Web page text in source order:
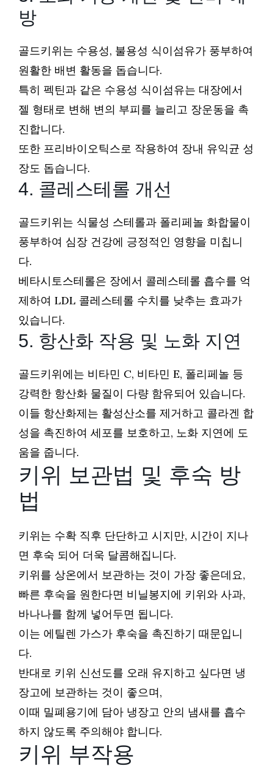
방
골드키위는 수용성, 불용성 식이섬유가 풍부하여
원활한 배변 활동을 돕습니다.
특히 펙틴과 같은 수용성 식이섬유는 대장에서
젤 형태로 변해 변의 부피를 늘리고 장운동을 촉
진합니다.
또한 프리바이오틱스로 작용하여 장내 유익균 성
장도 돕습니다.
4. 콜레스테롤 개선
골드키위는 식물성 스테롤과 폴리페놀 화합물이
풍부하여 심장 건강에 긍정적인 영향을 미칩니
다.
베타시토스테롤은 장에서 콜레스테롤 흡수를 억
제하여 LDL 콜레스테롤 수치를 낮추는 효과가
있습니다.
5. 항산화 작용 및 노화 지연
골드키위에는 비타민 C, 비타민 E, 폴리페놀 등
강력한 항산화 물질이 다량 함유되어 있습니다.
이들 항산화제는 활성산소를 제거하고 콜라겐 합
성을 촉진하여 세포를 보호하고, 노화 지연에 도
움을 줍니다.
키위 보관법 및 후숙 방
법
키위는 수확 직후 단단하고 시지만, 시간이 지나
면 후숙 되어 더욱 달콤해집니다.
키위를 상온에서 보관하는 것이 가장 좋은데요,
빠른 후숙을 원한다면 비닐봉지에 키위와 사과,
바나나를 함께 넣어두면 됩니다.
이는 에틸렌 가스가 후숙을 촉진하기 때문입니
다.
반대로 키위 신선도를 오래 유지하고 싶다면 냉
장고에 보관하는 것이 좋으며,
이때 밀폐용기에 담아 냉장고 안의 냄새를 흡수
하지 않도록 주의해야 합니다.
키위 부작용